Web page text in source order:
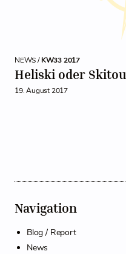
NEWS /KW33 2017
Heliski oder
19. August 2017
Navigation
Blog / Report
News